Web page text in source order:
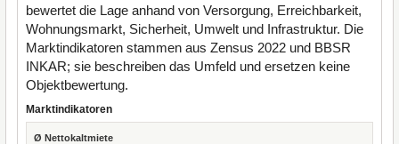
bewertet die Lage anhand von Versorgung, Erreichbarkeit,
Wohnungsmarkt, Sicherheit, Umwelt und Infrastruktur. Die
Marktindikatoren stammen aus Zensus 2022 und BBSR
INKAR; sie beschreiben das Umfeld und ersetzen keine
Objektbewertung.
Marktindikatoren
Ø Nettokaltmiete